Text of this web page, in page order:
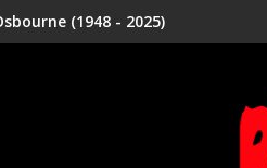
(1948 - 2025)